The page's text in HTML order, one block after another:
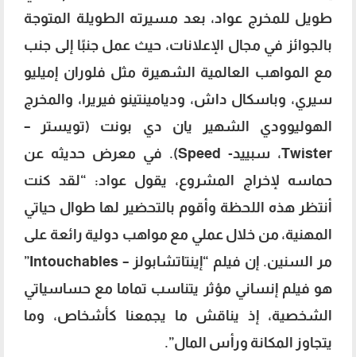
طويل للمخرج عواد، بعد مسيرته الطويلة المتوجة
بالجوائز في مجال الإعلانات، حيث عمل جنبًا إلى جنب
مع المواهب العالمية الشهيرة مثل فلوران إميليو
سيري، وباسكال داش، وديامينتينو فيريرا، والمخرج
الهوليوودي الشهير يان دي بونت (تويستر –
Twister، سبييد- Speed). في معرض حديثه عن
حماسه لإخراج المشروع، يقول عواد: “لقد كنت
أنتظر هذه اللحظة وأقوم بالتحضير لها طوال حياتي
المهنية، من خلال عملي مع مواهب دولية رائعة على
مر السنين. إن فيلم “إينتاتشابولز – Intouchables”
هو فيلم إنساني مؤثر يتناسب تماما مع حساسياتي
الشخصية، إذ يناقش ما يجمعنا كأشخاص، وما
يتجاوز المكانة ورأس المال”.